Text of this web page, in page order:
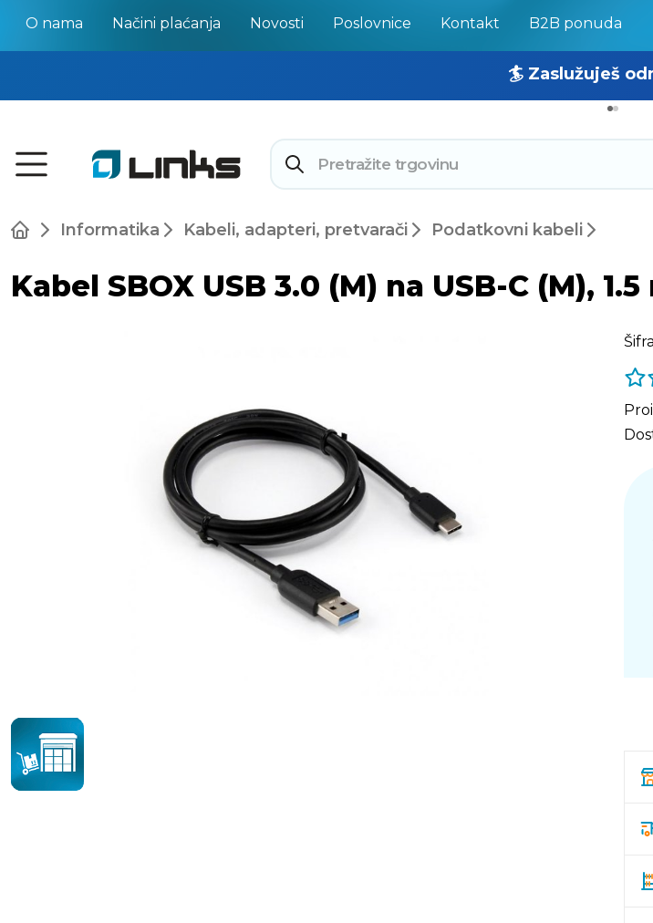
O nama Načini plaćanja Novosti Poslovnice Kontakt B2B ponuda
🏄 Zaslužuješ
🔥 OUTLET: TOTALNA
Informatika Kabeli, adapteri, pretvarači Podatkovni kabeli
Kabel SBOX USB 3.0 (M) na USB-C (M),